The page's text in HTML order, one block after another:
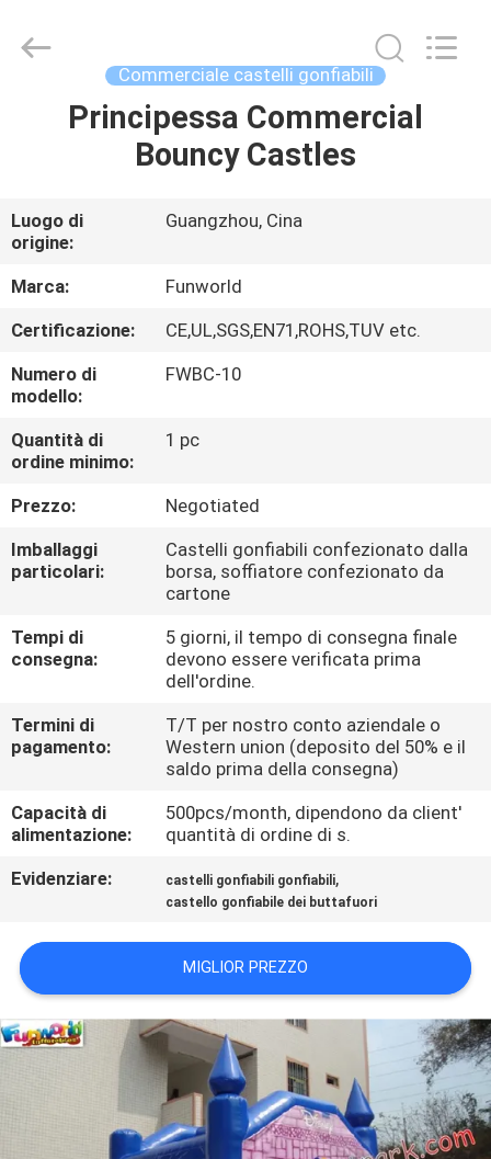
CASA
VIDEO
CIRCA
NOI
GIRO
DELLA
FABBRICA
CONTROLLO
QUALITÀ
COMPANY
NEWS
MAPPA
DEL
PRIVACY
POLICY
Inflatables
Limited.
Commerciale castelli gonfiabili
Principessa Commercial
Bouncy Castles
Luogo di
origine:
Guangzhou, Cina
Marca:
Funworld
Certificazione:
CE,UL,SGS,EN71,ROHS,TUV etc.
Numero di
modello:
FWBC-10
Quantità di
ordine minimo:
1 pc
Prezzo:
Negotiated
Imballaggi
particolari:
Castelli gonfiabili confezionato dalla
borsa, soffiatore confezionato da
cartone
Tempi di
consegna:
5 giorni, il tempo di consegna finale
devono essere verificata prima
dell'ordine.
Termini di
pagamento:
T/T per nostro conto aziendale o
Western union (deposito del 50% e il
saldo prima della consegna)
Capacità di
alimentazione:
500pcs/month, dipendono da client'
quantità di ordine di s.
Evidenziare:
castelli gonfiabili gonfiabili,
castello gonfiabile dei buttafuori
MIGLIOR PREZZO